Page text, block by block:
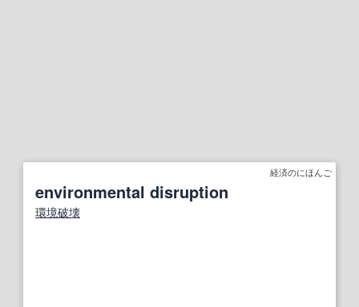
経済のにほんご
environmental disruption
環境破壊